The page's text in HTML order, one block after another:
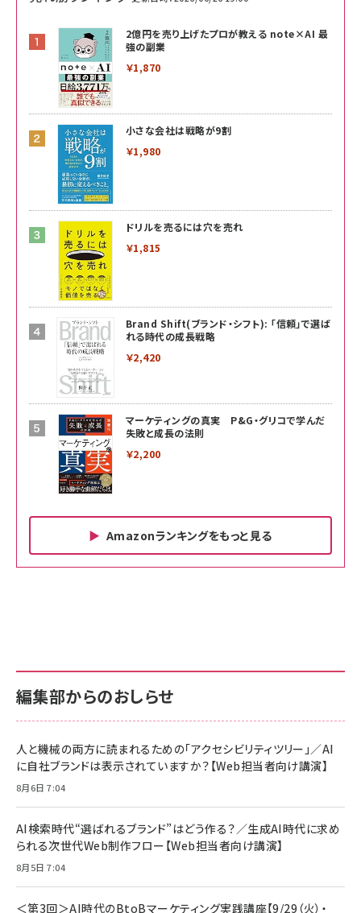
2億円を売り上げたプロが教える note×AI 最
強の副業
￥1,870
小さな会社は戦略が9割
￥1,980
ドリルを売るには穴を売れ
￥1,815
Brand Shift(ブランド・シフト): 「信頼」で選ば
れる時代の成長戦略
￥2,420
マーケティングの真実 P&G・グリコで学んだ
失敗と成長の法則
￥2,200
Amazonランキングをもっと見る
￥880
anan(アンアン)2026/06/24号 No.2500増刊
スペシャルエディション[王道エンタメの矜持／
￥1,100
年後半、あなたの恋と運命／山田涼介]
￥880
サポート正規品 メーカー保証5年 KLMEA128G
NIMASO ガラスフィルム iPhone 17 用 保護フィ
すい ガイド枠付き いPhone17 (6.3インチ) 対応
2枚セット DSP25F1698
￥1,599
【New】Amazon Fire TV Stick HD | 手軽にスト
レイヤー
￥6,980
Anker Soundcore P31i (Bluetooth 6.1) 【完
全ワイヤレスイヤホン/アクティブノイズキャンセリ
サポート正規品 メーカー保証5年 KLMEA128G
Amazon eギフトカード - Amazonロゴ - クラ
￥5,000
ケーブル Anker絡まないケーブル 240W 結束バン
17 / 16 / 15 / Galaxy iPad Pro MacBook
Pro/Air 各種対応 (1.8m ミッドナイトブラック)
￥1,890
編集部からのおしらせ
人と機械の両方に読まれるための「アクセシビリティツリー」／AI
に自社ブランドは表示されていますか？【Web担当者向け講演】
8月6日 7:04
AI検索時代“選ばれるブランド”はどう作る？／生成AI時代に求め
られる次世代Web制作フロー【Web担当者向け講演】
8月5日 7:04
＜第3回＞AI時代のBtoBマーケティング実践講座【9/29（火）・